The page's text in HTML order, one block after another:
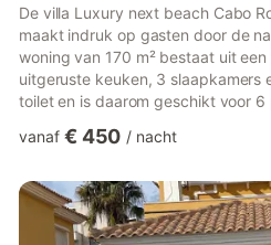
De villa Luxury next beach Cabo
maakt indruk op gasten door de
woning van 170 m² bestaat uit
uitgeruste keuken, 3 slaapkamers
toilet en is daarom geschikt voor 6
videogesprekken) met een
wasmachine en een droger.
met een verleidelijke privé
duik in het zwembad, genie...
vanaf € 450 / nacht